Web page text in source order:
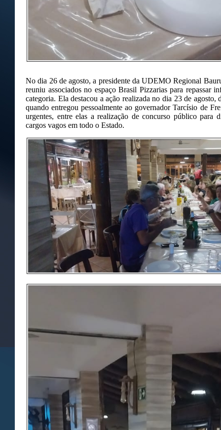
No dia 26 de agosto, a presidente da UDEMO Regional
reuniu associados no espaço Brasil Pizzarias para repassar
categoria. Ela destacou a ação realizada no dia 23 de
quando entregou pessoalmente ao governador Tarcísio de
urgentes, entre elas a realização de concurso público para
cargos vagos em todo o Estado.